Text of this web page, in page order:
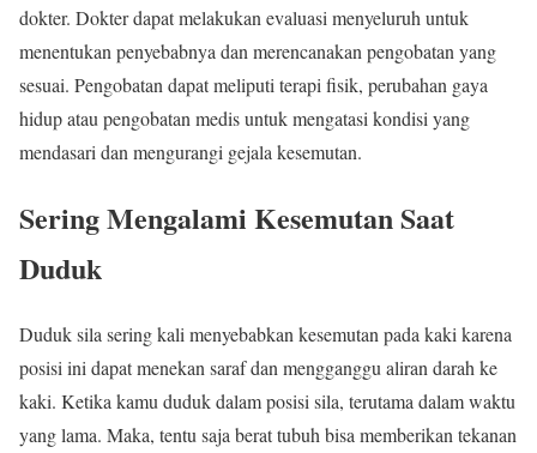
dokter. Dokter dapat melakukan evaluasi menyeluruh untuk
menentukan penyebabnya dan merencanakan pengobatan yang
sesuai. Pengobatan dapat meliputi terapi fisik, perubahan gaya
hidup atau pengobatan medis untuk mengatasi kondisi yang
mendasari dan mengurangi gejala kesemutan.
Sering Mengalami Kesemutan Saat
Duduk
Duduk sila sering kali menyebabkan kesemutan pada kaki karena
posisi ini dapat menekan saraf dan mengganggu aliran darah ke
kaki. Ketika kamu duduk dalam posisi sila, terutama dalam waktu
yang lama. Maka, tentu saja berat tubuh bisa memberikan tekanan